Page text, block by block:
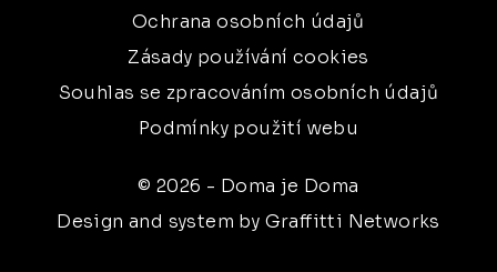
Ochrana osobních údajů
Zásady používání cookies
Souhlas se zpracováním osobních údajů
Podmínky použití webu
© 2026 - Doma je Doma
Design and system by Graffitti Networks